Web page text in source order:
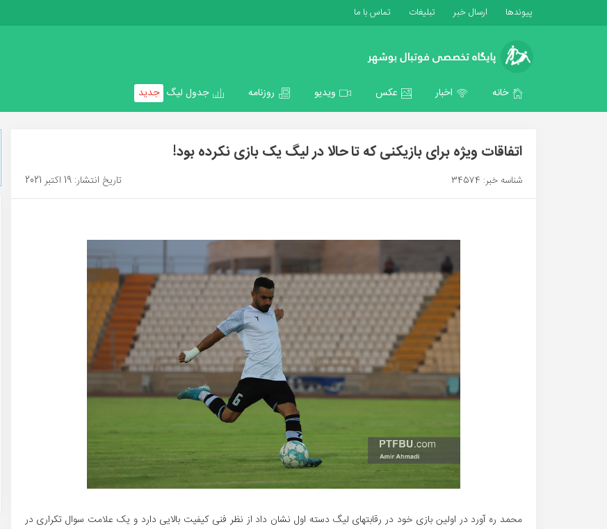
پیوندها ارسال خبر تبلیغات تماس با ما
خانه اخبار عکس ویدیو روزنامه جدول لیگ جدید
اتفاقات ویژه برای بازیکنی که تا حالا در لیگ یک بازی نکرده بود!
شناسه خبر: 34574 تاریخ انتشار: 19 اکتبر 2021
محمد ره آورد در اولین بازی خود در رقابتهای لیگ دسته اول نشان داد از نظر فنی کیفیت بالایی دارد و یک علامت سوال تکراری در